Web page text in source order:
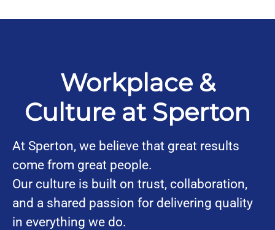
Workplace &
Culture at Sperton
At Sperton, we believe that great results
come from great people.
Our culture is built on trust, collaboration,
and a shared passion for delivering quality
in everything we do.